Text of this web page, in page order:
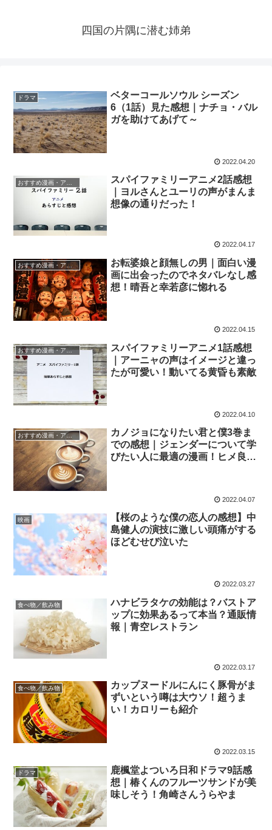
四国の片隅に潜む姉弟
ドラマ
ベターコールソウル シーズン
6（1話）見た感想｜ナチョ・バル
ガを助けてあげて～
2022.04.20
スパイファミリーアニメ2話感想
｜ヨルさんとユーリの声がまんま
想像の通りだった！
2022.04.17
おすすめ漫画・アニメ
お転婆娘と顔無しの男｜面白い漫
画に出会ったのでネタバレなし感
想！晴吾と幸若彦に惚れる
2022.04.15
おすすめ漫画・アニメ
スパイファミリーアニメ1話感想
｜アーニャの声はイメージと違っ
たが可愛い！動いてる黄昏も素敵
2022.04.10
おすすめ漫画・アニメ
カノジョになりたい君と僕3巻ま
での感想｜ジェンダーについて学
びたい人に最適の漫画！ヒメ良い
2022.04.07
映画
【桜のような僕の恋人の感想】中
島健人の演技に激しい頭痛がする
ほどむせび泣いた
2022.03.27
食べ物／飲み物
ハナビラタケの効能は？バストア
ップに効果あるって本当？通販情
報｜青空レストラン
2022.03.17
食べ物／飲み物
カップヌードルにんにく豚骨がま
ずいという噂は大ウソ！超うま
い！カロリーも紹介
2022.03.15
ドラマ
鹿楓堂よついろ日和ドラマ9話感
想｜椿くんのフルーツサンドが美
味しそう！角崎さんうらやま